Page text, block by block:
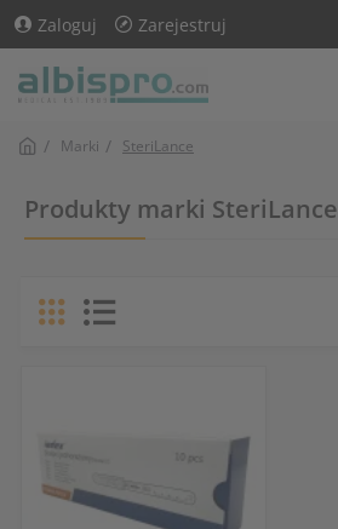
Zaloguj Zarejestruj
Marki SteriLance
Produkty marki SteriLance